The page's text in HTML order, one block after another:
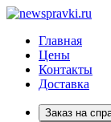
Главная
Цены
Контакты
Доставка
Заказ на